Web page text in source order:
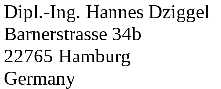
Dipl.-Ing. Hannes Dziggel
Barnerstrasse 34b
22765 Hamburg
Germany